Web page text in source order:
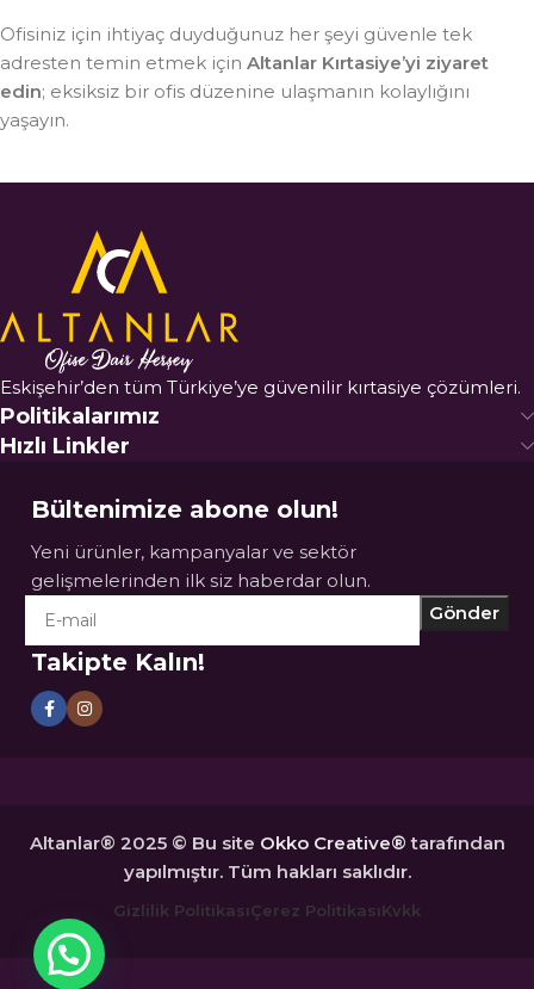
Ofisiniz için ihtiyaç duyduğunuz her şeyi güvenle tek
adresten temin etmek için Altanlar Kırtasiye’yi ziyaret
edin; eksiksiz bir ofis düzenine ulaşmanın kolaylığını
yaşayın.
Eskişehir’den tüm Türkiye’ye güvenilir kırtasiye çözümleri.
Politikalarımız
Hızlı Linkler
Bültenimize abone olun!
Yeni ürünler, kampanyalar ve sektör
gelişmelerinden ilk siz haberdar olun.
Takipte Kalın!
Altanlar® 2025 © Bu site Okko Creative® tarafından
yapılmıştır. Tüm hakları saklıdır.
Gizlilik PolitikasıÇerez PolitikasıKvkk